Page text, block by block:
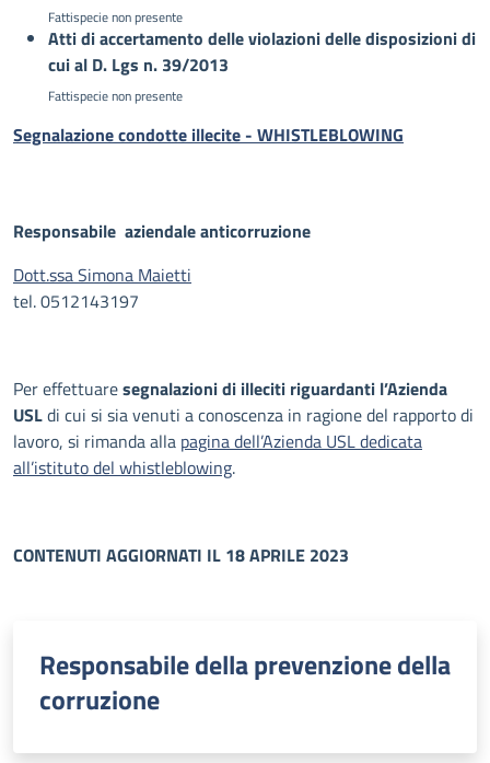
Fattispecie non presente
Atti di accertamento delle violazioni delle disposizioni di
cui al D. Lgs n. 39/2013
Fattispecie non presente
Segnalazione condotte illecite - WHISTLEBLOWING
Responsabile aziendale anticorruzione
Dott.ssa Simona Maietti
tel. 0512143197
Per effettuaresegnalazioni di illeciti riguardanti l’Azienda
USLdi cui si sia venuti a conoscenza in ragione del rapporto di
lavoro, si rimanda alla pagina dell’Azienda USL dedicata
all’istituto del whistleblowing.
CONTENUTI AGGIORNATI IL 18 APRILE 2023
Responsabile della prevenzione della
corruzione